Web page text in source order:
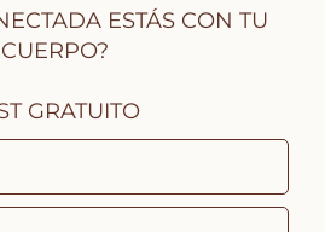
ESTÁS CON TU
CUERPO?
GRATUITO